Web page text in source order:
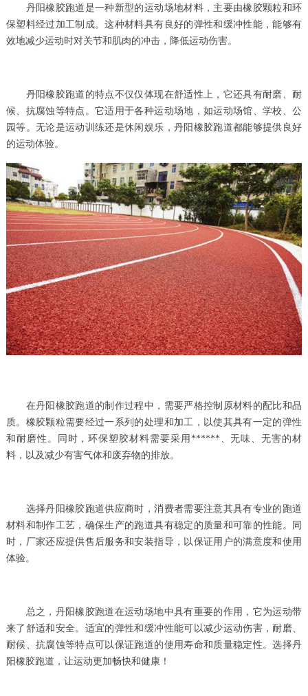
丹阳橡胶跑道是一种新型的运动场地材料，主要由橡胶颗粒和环
保塑料经过加工制成。这种材料具有良好的弹性和缓冲性能，能够有
效地减少运动时对关节和肌肉的冲击，降低运动伤害。
丹阳橡胶跑道的特点不仅仅体现在舒适性上，它还具有耐磨、耐
候、抗腐蚀等特点。它适用于各种运动场地，如运动场馆、学校、公
园等。无论是运动训练还是休闲娱乐，丹阳橡胶跑道都能够提供良好
的运动体验。
在丹阳橡胶跑道的制作过程中，需要严格控制原材料的配比和品
质。橡胶颗粒需要经过一系列的处理和加工，以使其具有一定的弹性
和耐磨性。同时，环保塑胶材料需要采用******、无味、无害的材
料，以及减少有害气体和废弃物的排放。
选择丹阳橡胶跑道供应商时，消费者需要注意其具有专业的跑道
材料和制作工艺，确保生产的跑道具有稳定的质量和可靠的性能。同
时，厂家还应提供售后服务和安装指导，以保证用户的满意度和使用
体验。
总之，丹阳橡胶跑道在运动场地中具有重要的作用，它为运动带
来了舒适和安全。适宜的弹性和缓冲性能可以减少运动伤害，耐磨、
耐候、抗腐蚀等特点可以保证跑道的使用寿命和质量稳定性。选择丹
阳橡胶跑道，让运动更加畅快和健康！